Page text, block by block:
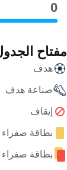
0
مفتاح
هدف
صناعة هدف
إيقاف
بطاقة صفراء
بطاقة صفراء